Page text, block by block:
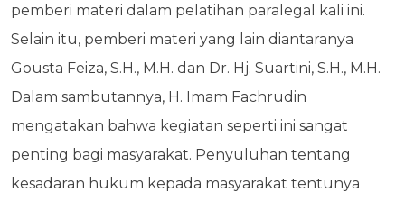
pemberi materi dalam pelatihan paralegal kali ini.
Selain itu, pemberi materi yang lain diantaranya
Gousta Feiza, S.H., M.H. dan Dr. Hj. Suartini, S.H., M.H.
Dalam sambutannya, H. Imam Fachrudin
mengatakan bahwa kegiatan seperti ini sangat
penting bagi masyarakat. Penyuluhan tentang
kesadaran hukum kepada masyarakat tentunya